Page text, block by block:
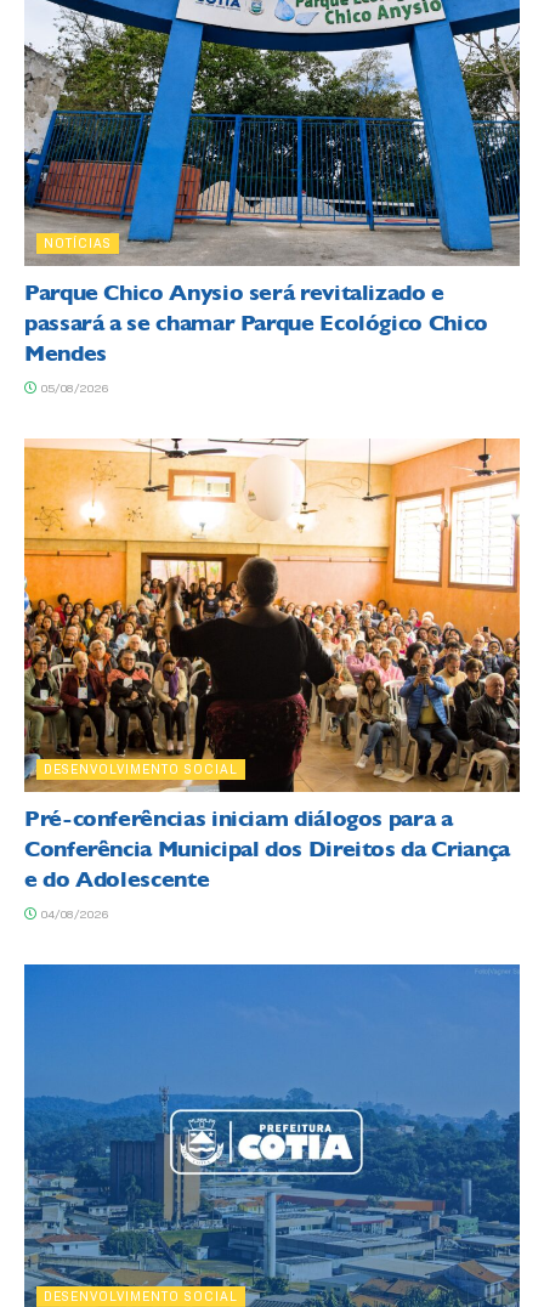
NOTÍCIAS
Parque Chico Anysio será revitalizado e
passará a se chamar Parque Ecológico Chico
Mendes
05/08/2026
DESENVOLVIMENTO SOCIAL
Pré-conferências iniciam diálogos para a
Conferência Municipal dos Direitos da Criança
e do Adolescente
04/08/2026
DESENVOLVIMENTO SOCIAL